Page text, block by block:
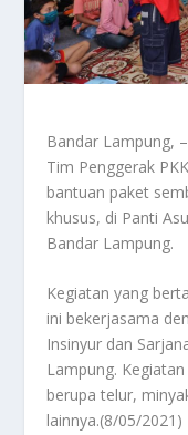
Bandar Lampung,
Tim Penggerak
bantuan paket
khusus, di Panti
Bandar Lampung.
Kegiatan yang
ini bekerjasama
Insinyur dan
Lampung.
berupa telur,
lainnya.(8/05/2021)